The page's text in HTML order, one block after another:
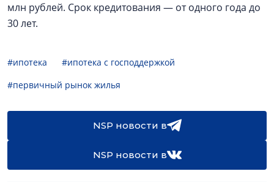
млн рублей. Срок кредитования — от одного года до
30 лет.
#ипотека
#ипотека с господдержкой
#первичный рынок жилья
NSP новости в
NSP новости в